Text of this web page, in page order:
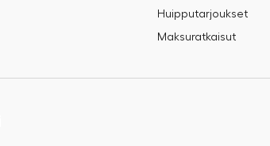
Huipputarjoukset
Maksuratkaisut